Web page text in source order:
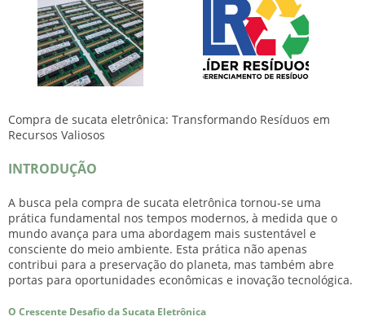
Compra de sucata eletrônica: Transformando Resíduos em
Recursos Valiosos
INTRODUÇÃO
A busca pela compra de sucata eletrônica tornou-se uma
prática fundamental nos tempos modernos, à medida que o
mundo avança para uma abordagem mais sustentável e
consciente do meio ambiente. Esta prática não apenas
contribui para a preservação do planeta, mas também abre
portas para oportunidades econômicas e inovação tecnológica.
O Crescente Desafio da Sucata Eletrônica